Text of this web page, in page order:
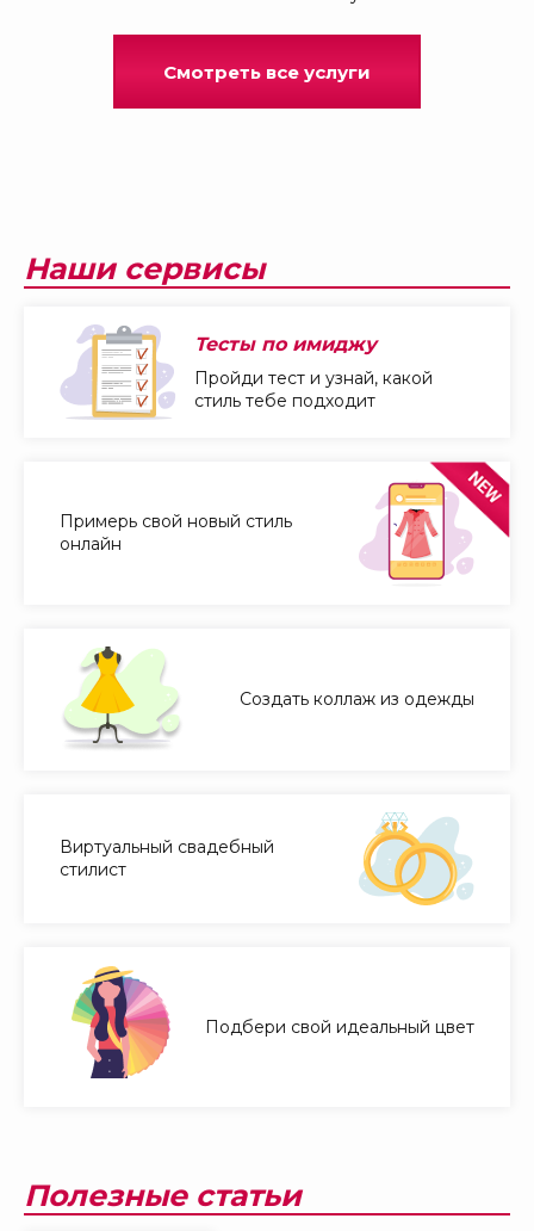
Смотреть все услуги
Наши сервисы
Тесты по имиджу
Пройди тест и узнай, какой
стиль тебе подходит
Примерь свой новый стиль
онлайн
Создать коллаж из одежды
Виртуальный свадебный
стилист
Подбери свой идеальный цвет
Полезные статьи